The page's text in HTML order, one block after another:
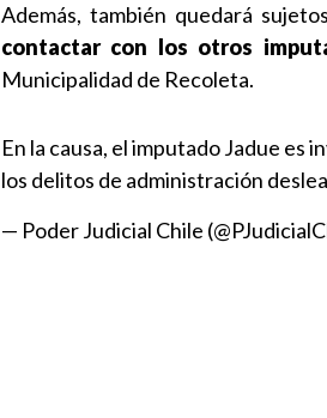
Además, también quedará
contactar con los otros
Municipalidad de Recoleta.
En la causa, el imputado Jadue
los delitos de administración
— Poder Judicial Chile